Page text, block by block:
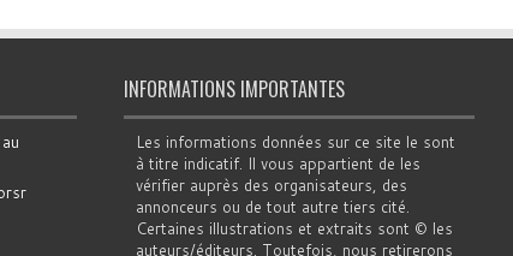
INFORMATIONS IMPORTANTES
Les informations données sur ce site le sont
à titre indicatif. Il vous appartient de les
vérifier auprès des organisateurs, des
annonceurs ou de tout autre tiers cité.
Certaines illustrations et extraits sont © les
auteurs/éditeurs. Toutefois, nous retirerons